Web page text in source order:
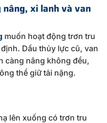
nâng, xi lanh và van
muốn hoạt động trơn tru
Dầu thủy lực cũ, van
càng nâng không đều,
thể giữ tải nặng.
lên xuống có trơn tru